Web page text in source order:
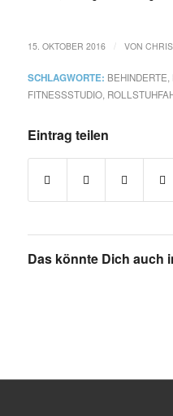
15. OKTOBER 2016 VON
SCHLAGWORTE: BEHINDERTE,
FITNESSSTUDIO,
Eintrag teilen
Das könnte Dich auch